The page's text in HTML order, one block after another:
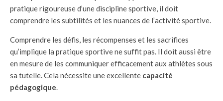
pratique rigoureuse d’une discipline sportive, il doit
comprendre les subtilités et les nuances de l’activité sportive.
Comprendre les défis, les récompenses et les sacrifices
qu’implique la pratique sportive ne suffit pas. Il doit aussi être
en mesure de les communiquer efficacement aux athlètes sous
sa tutelle. Cela nécessite une excellente capacité
pédagogique